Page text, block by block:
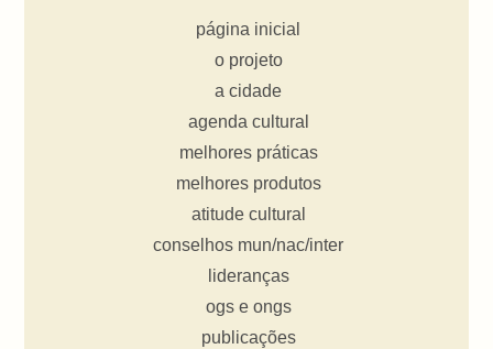
página inicial
o projeto
a cidade
agenda cultural
melhores práticas
melhores produtos
atitude cultural
conselhos mun/nac/inter
lideranças
ogs e ongs
publicações